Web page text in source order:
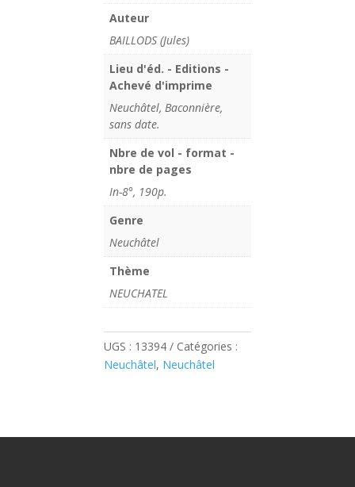
Auteur
BAILLODS (Jules)
Lieu d'éd. - Editions -
Achevé d'imprime
Neuchâtel, Baconnière,
sans date.
Nbre de vol - format -
nbre de pages
In-8°, 190p.
Genre
Neuchâtel
Thème
NEUCHATEL
UGS : 13394
Catégories :
Neuchâtel, Neuchâtel